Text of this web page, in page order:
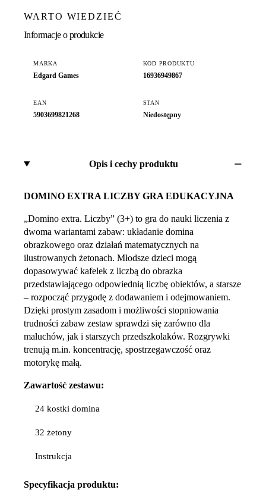
WARTO WIEDZIEĆ
Informacje o produkcie
MARKA
Edgard Games
KOD PRODUKTU
16936949867
EAN
5903699821268
STAN
Niedostępny
Opis i cechy produktu
DOMINO EXTRA LICZBY GRA EDUKACYJNA
„Domino extra. Liczby” (3+) to gra do nauki liczenia z
dwoma wariantami zabaw: układanie domina
obrazkowego oraz działań matematycznych na
ilustrowanych żetonach. Młodsze dzieci mogą
dopasowywać kafelek z liczbą do obrazka
przedstawiającego odpowiednią liczbę obiektów, a starsze
– rozpocząć przygodę z dodawaniem i odejmowaniem.
Dzięki prostym zasadom i możliwości stopniowania
trudności zabaw zestaw sprawdzi się zarówno dla
maluchów, jak i starszych przedszkolaków. Rozgrywki
trenują m.in. koncentrację, spostrzegawczość oraz
motorykę małą.
Zawartość zestawu:
24 kostki domina
32 żetony
Instrukcja
Specyfikacja produktu: